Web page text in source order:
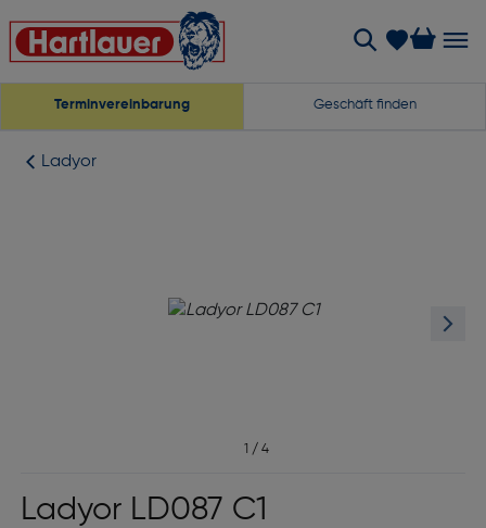
Terminvereinbarung Geschäft finden
Ladyor
1 / 4
Ladyor LD087 C1